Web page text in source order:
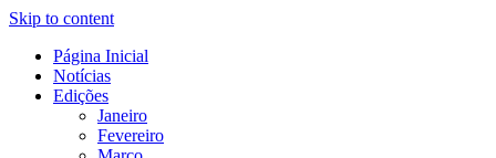
Skip to content
É Ribatejo – Revista Social
Online
Revista Social Online
Página Inicial
Notícias
Edições
Janeiro
Fevereiro